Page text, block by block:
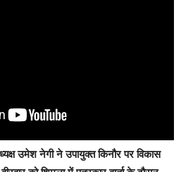
उमेश नेगी ने उपायुक्त किनौर पर विकास